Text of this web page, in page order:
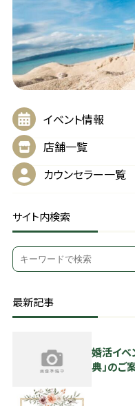
イベント情報
店舗一覧
カウンセラー一覧
サイト内検索
最新記事
婚活イベ
典」のご